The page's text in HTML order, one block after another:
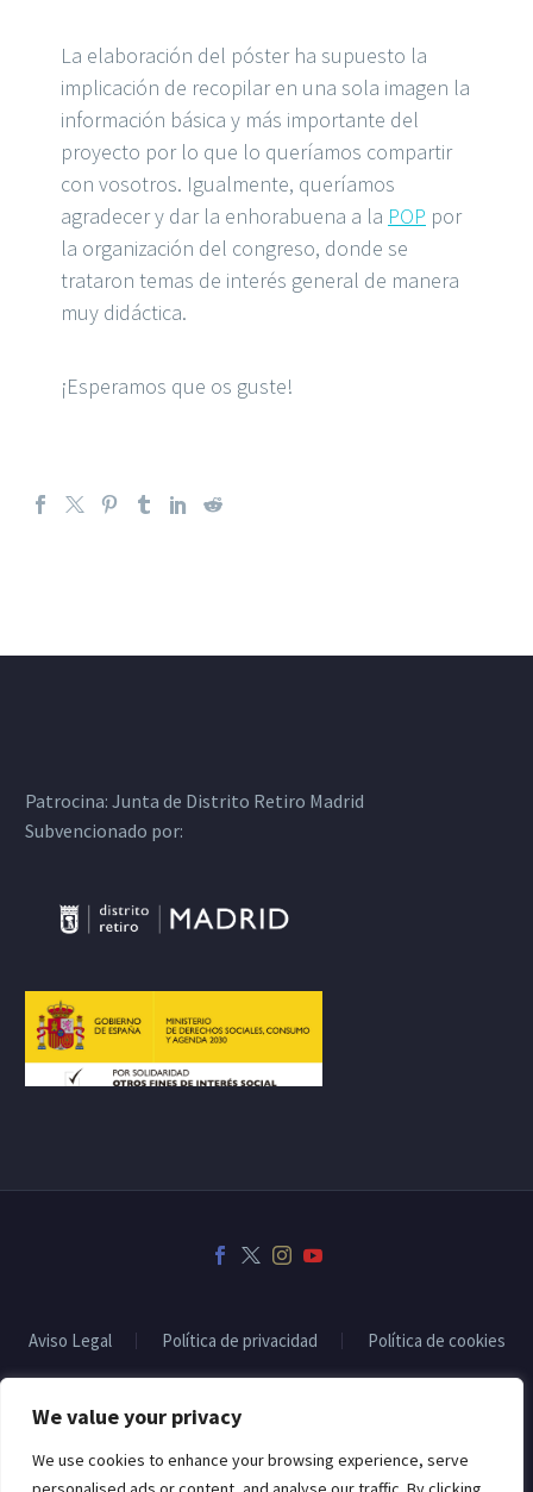
We value your privacy
We use cookies to enhance your browsing experience, serve
La elaboración del póster ha supuesto la
implicación de recopilar en una sola imagen la
información básica y más importante del
proyecto por lo que lo queríamos compartir
con vosotros. Igualmente, queríamos
agradecer y dar la enhorabuena a la POP por
la organización del congreso, donde se
trataron temas de interés general de manera
muy didáctica.
¡Esperamos que os guste!
Patrocina: Junta de Distrito Retiro Madrid
Subvencionado por:
Aviso Legal Política de privacidad Política de cookies
2022 © Copyrights CodexThemesSubvencionado por: